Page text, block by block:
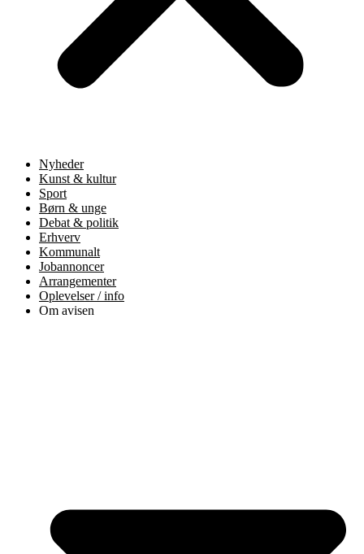
Nyheder
Kunst & kultur
Sport
Børn & unge
Debat & politik
Erhverv
Kommunalt
Jobannoncer
Arrangementer
Oplevelser / info
Om avisen